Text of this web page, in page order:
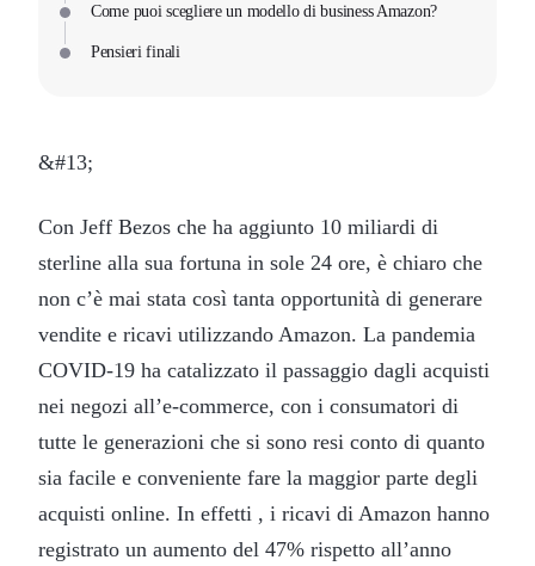
Come puoi scegliere un modello di business Amazon?
Pensieri finali
&#13;
Con Jeff Bezos che ha aggiunto 10 miliardi di
sterline alla sua fortuna in sole 24 ore, è chiaro che
non c’è mai stata così tanta opportunità di generare
vendite e ricavi utilizzando Amazon. La pandemia
COVID-19 ha catalizzato il passaggio dagli acquisti
nei negozi all’e-commerce, con i consumatori di
tutte le generazioni che si sono resi conto di quanto
sia facile e conveniente fare la maggior parte degli
acquisti online. In effetti , i ricavi di Amazon hanno
registrato un aumento del 47% rispetto all’anno